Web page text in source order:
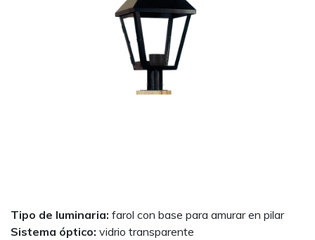
Tipo de luminaria: farol con base para amurar en pilar
Sistema óptico: vidrio transparente